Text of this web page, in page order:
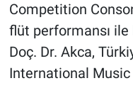
Competition
flüt performansı
Doç. Dr. Akca,
International